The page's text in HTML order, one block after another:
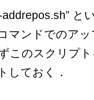
と
マンドでのア
このスクリプ
しておく．